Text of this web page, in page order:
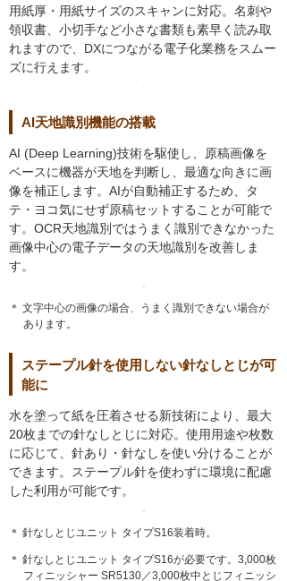
用紙厚・用紙サイズのスキャンに対応。名刺や
領収書、小切手など小さな書類も素早く読み取
れますので、DXにつながる電子化業務をスムー
ズに行えます。
AI天地識別機能の搭載
AI (Deep Learning)技術を駆使し、原稿画像を
ベースに機器が天地を判断し、最適な向きに画
像を補正します。AIが自動補正するため、タ
テ・ヨコ気にせず原稿セットすることが可能で
す。OCR天地識別ではうまく識別できなかった
画像中心の電子データの天地識別を改善しま
す。
＊ 文字中心の画像の場合、うまく識別できない場合が
あります。
ステープル針を使用しない針なしとじが可
能に
水を塗って紙を圧着させる新技術により、最大
20枚までの針なしとじに対応。使用用途や枚数
に応じて、針あり・針なしを使い分けることが
できます。ステープル針を使わずに環境に配慮
した利用が可能です。
＊ 針なしとじユニット タイプS16装着時。
＊ 針なしとじユニット タイプS16が必要です。3,000枚
フィニッシャー SR5130／3,000枚中とじフィニッシ